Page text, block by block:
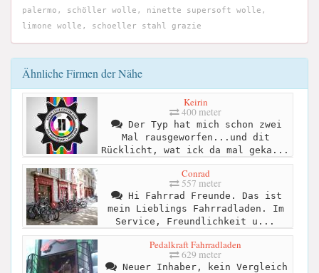
palermo, schöller wolle, ninette supersoft wolle,
limone wolle, schoeller stahl grazie
Ähnliche Firmen der Nähe
Keirin
400 meter
Der Typ hat mich schon zwei
Mal rausgeworfen...und dit
Rücklicht, wat ick da mal geka...
Conrad
557 meter
Hi Fahrrad Freunde. Das ist
mein Lieblings Fahrradladen. Im
Service, Freundlichkeit u...
Pedalkraft Fahrradladen
629 meter
Neuer Inhaber, kein Vergleich